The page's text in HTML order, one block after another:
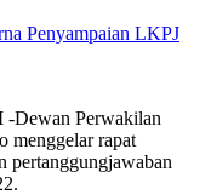
-Dewan Perwakilan
menggelar rapat
pertanggungjawaban